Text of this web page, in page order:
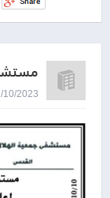
11/10/2023 10:56